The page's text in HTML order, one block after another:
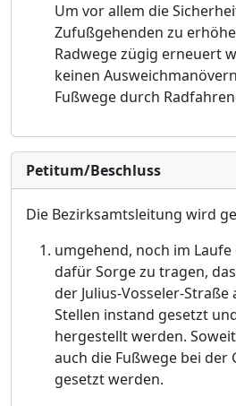
Um vor allem die
Zufußgehenden zu erhö
Radwege zügig erneuert
keinen Ausweichmanö
Fußwege durch
Petitum/Beschluss
Die Bezirksamtsleitung wird
umgehend, noch im Laufe
dafür Sorge zu tragen,
der Julius-Vosseler-Straße
Stellen instand gesetzt
hergestellt werden.
auch die Fußwege bei der
gesetzt werden.